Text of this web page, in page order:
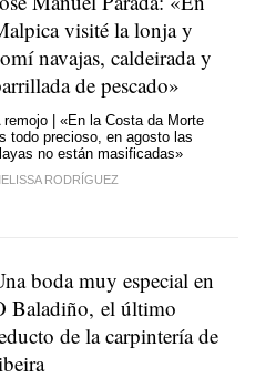
visité la lonja y
navajas, caldeirada y
de pescado»
remojo | «En la Costa da Morte
todo precioso, en agosto las
no están masificadas»
RODRÍGUEZ
boda muy especial en
Baladiño, el último
de la carpintería de